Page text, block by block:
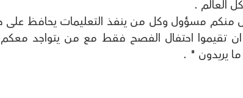
العالم .
منكم مسؤول وكل من ينفذ التعليمات يحافظ على
ان تقيموا احتفال الفصح فقط مع من يتواجد
يريدون " .